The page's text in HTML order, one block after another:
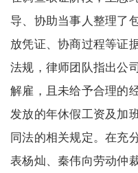
导、协助当事人整理了
放凭证、协商过程等证
法规，律师团队指出公
解雇，且未给予合理的
发放的年休假工资及加
同法的相关规定。在充
表杨灿、秦伟向劳动仲